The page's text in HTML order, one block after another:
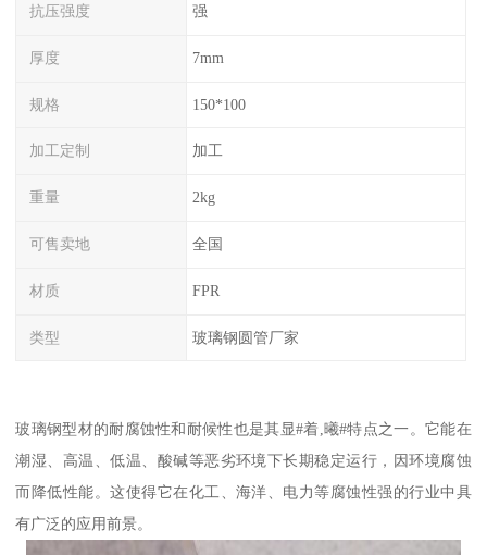
抗压强度 强
厚度 7mm
规格 150*100
加工定制 加工
重量 2kg
可售卖地 全国
材质 FPR
类型 玻璃钢圆管厂家
玻璃钢型材的耐腐蚀性和耐候性也是其显#着,曦#特点之一。它能在
潮湿、高温、低温、酸碱等恶劣环境下长期稳定运行，因环境腐蚀
而降低性能。这使得它在化工、海洋、电力等腐蚀性强的行业中具
有广泛的应用前景。